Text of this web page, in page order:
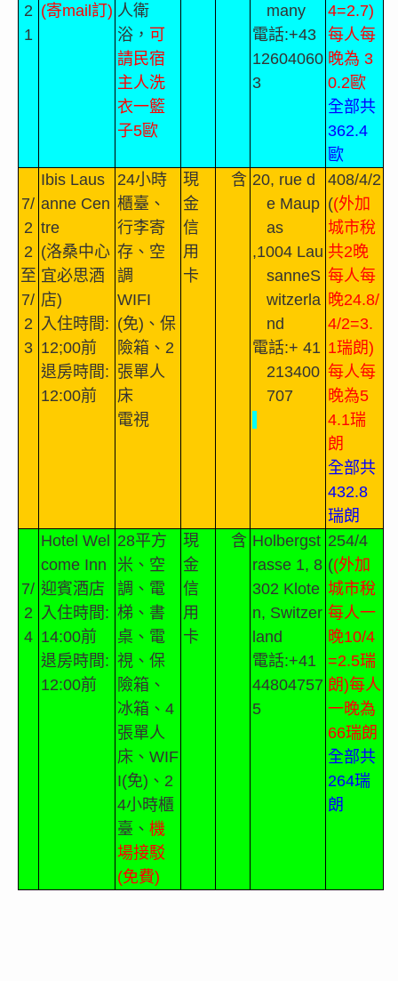
2
1
(寄mail訂) 人衛
浴， 可
請民宿
主人洗
衣一籃
子5歐
many
電話:+43
12604060
3
4=2.7)
每人每
晚為 3
0.2歐
全部共
362.4
歐
7/
2
2
至
7/
2
3
Ibis Laus
anne Cen
tre
(洛桑中心
宜必思酒
店)
入住時間 :
12;00前
退房時間 :
12:00前
24小時
櫃臺、
行李寄
存、空
調
WIFI
(免) 、保
險箱、 2
張單人
床
電視
現
金
信
用
卡
含 20, rue d
e Maup
as
,1004 Lau
sanneS
witzerla
nd
電話:+ 41
213400
707
408/4/2
((外加
城市稅
共2晚
每人每
晚24.8/
4/2=3.
1瑞朗)
每人每
晚為5
4.1瑞
朗
全部共
432.8
瑞朗
7/
2
4
Hotel Wel
come Inn
迎賓酒店
入住時間 :
14:00前
退房時間 :
12:00前
28平方
米、空
調、電
梯、書
桌、電
視、保
險箱、
冰箱、 4
張單人
床、 WIF
I(免) 、 2
4小時櫃
臺、 機
場接駁
(免費)
現
金
信
用
卡
含 Holbergst
rasse 1, 8
302 Klote
n, Switzer
land
電話:+41
44804757
5
254/4
((外加
城市稅
每人一
晚10/4
=2.5瑞
朗)每人
一晚為
66瑞朗
全部共
264瑞
朗